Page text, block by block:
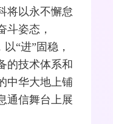
将以永不懈怠
斗姿态，
“进”固稳，
的技术体系和
中华大地上铺
通信舞台上展